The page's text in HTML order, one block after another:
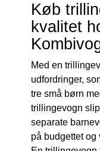
Køb
kvalitet
Med en
udfordringer,
tre små børn
trillingevogn
separate
på budgettet